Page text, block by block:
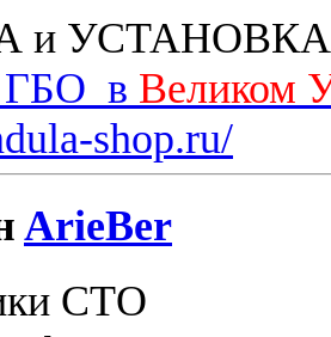
и
ГБО в Великом
shop.ru/
ArieBer
СТО